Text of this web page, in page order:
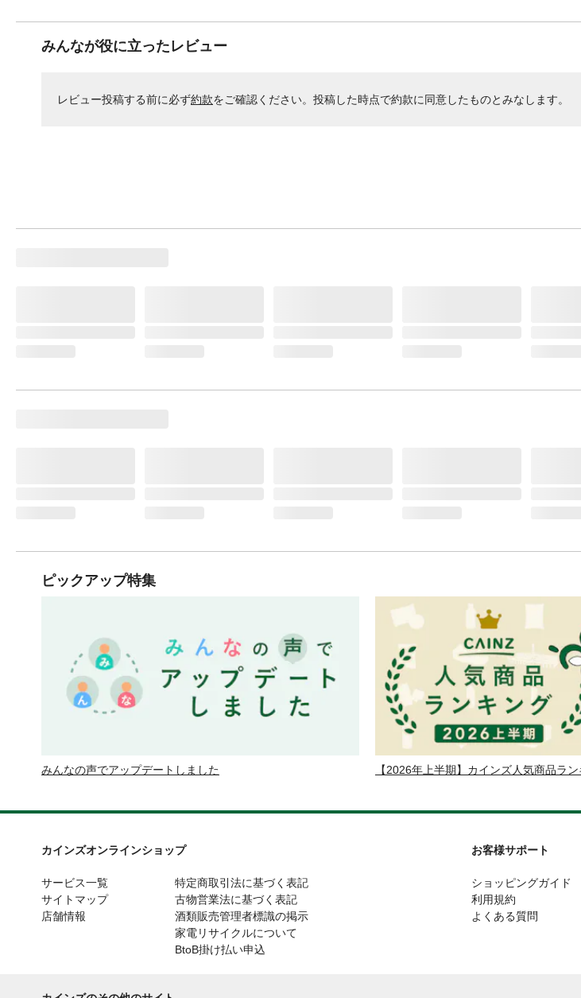
みんなが役に立ったレビュー
レビュー投稿する前に必ず約款をご確認ください。投稿した時点で約款に同意したものとみなします。
ピックアップ特集
みんなの声でアップデートしました 【2026年上半期】カインズ人気商品ラ
カインズオンラインショップ
サービス一覧
サイトマップ
店舗情報
特定商取引法に基づく表記
古物営業法に基づく表記
酒類販売管理者標識の掲示
家電リサイクルについて
BtoB掛け払い申込
お客様サポート
ショッピングガイド
利用規約
よくある質問